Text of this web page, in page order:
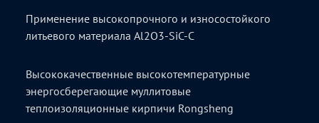
Применение высокопрочного и износостойкого
литьевого материала Al2O3-SiC-C
Высококачественные высокотемпературные
энергосберегающие муллитовые
теплоизоляционные кирпичи Rongsheng